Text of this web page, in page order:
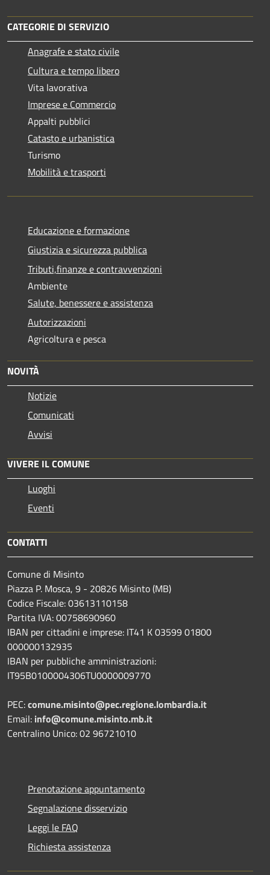
CATEGORIE DI SERVIZIO
Anagrafe e stato civile
Cultura e tempo libero
Vita lavorativa
Imprese e Commercio
Appalti pubblici
Catasto e urbanistica
Turismo
Mobilità e trasporti
Educazione e formazione
Giustizia e sicurezza pubblica
Tributi,finanze e contravvenzioni
Ambiente
Salute, benessere e assistenza
Autorizzazioni
Agricoltura e pesca
NOVITÀ
Notizie
Comunicati
Avvisi
VIVERE IL COMUNE
Luoghi
Eventi
CONTATTI
Comune di Misinto
Piazza P. Mosca, 9 - 20826 Misinto (MB)
Codice Fiscale: 03613110158
Partita IVA: 00758690960
IBAN per cittadini e imprese: IT41 K 03599 01800
000000132935
IBAN per pubbliche amministrazioni:
IT95B0100004306TU0000009770
PEC:comune.misinto@pec.regione.lombardia.it
Email: info@comune.misinto.mb.it
Centralino Unico: 02 96721010
Prenotazione appuntamento
Segnalazione disservizio
Leggi le FAQ
Richiesta assistenza